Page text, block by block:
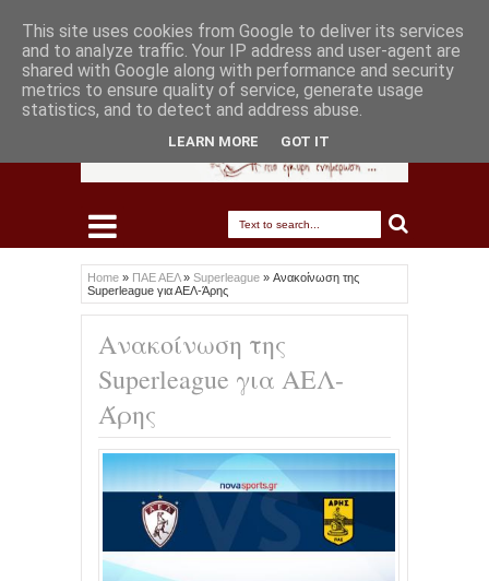
Home » ΠΑΕ ΑΕΛ» Superleague » Ανακοίνωση της
Superleague για ΑΕΛ-Άρης
Ανακοίνωση της
Superleague για ΑΕΛ-
Άρης
This site uses cookies from Google to deliver its services
and to analyze traffic. Your IP address and user-agent are
shared with Google along with performance and security
metrics to ensure quality of service, generate usage
statistics, and to detect and address abuse.
LEARN MORE GOT IT